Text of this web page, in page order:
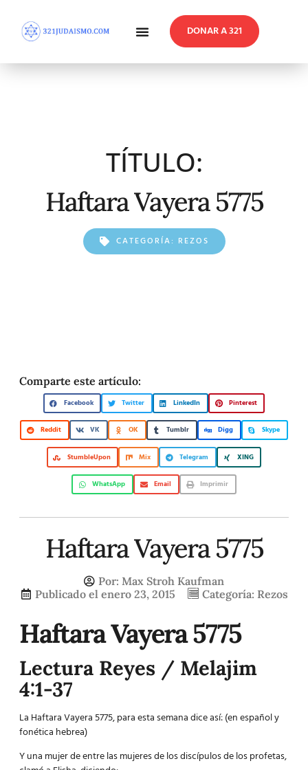
DONAR A 321
TÍTULO:
Haftara Vayera 5775
CATEGORÍA: REZOS
Comparte este artículo:
Facebook Twitter LinkedIn Pinterest
Reddit VK OK Tumblr Digg Skype
StumbleUpon Mix Telegram XING
WhatsApp Email Imprimir
Haftara Vayera 5775
Por: Max Stroh Kaufman
Publicado el enero 23, 2015 Categoría: Rezos
Haftara Vayera 5775
Lectura Reyes / Melajim
4:1-37
La Haftara Vayera 5775, para esta semana dice así: (en español y
fonética hebrea)
Y una mujer de entre las mujeres de los discípulos de los profetas,